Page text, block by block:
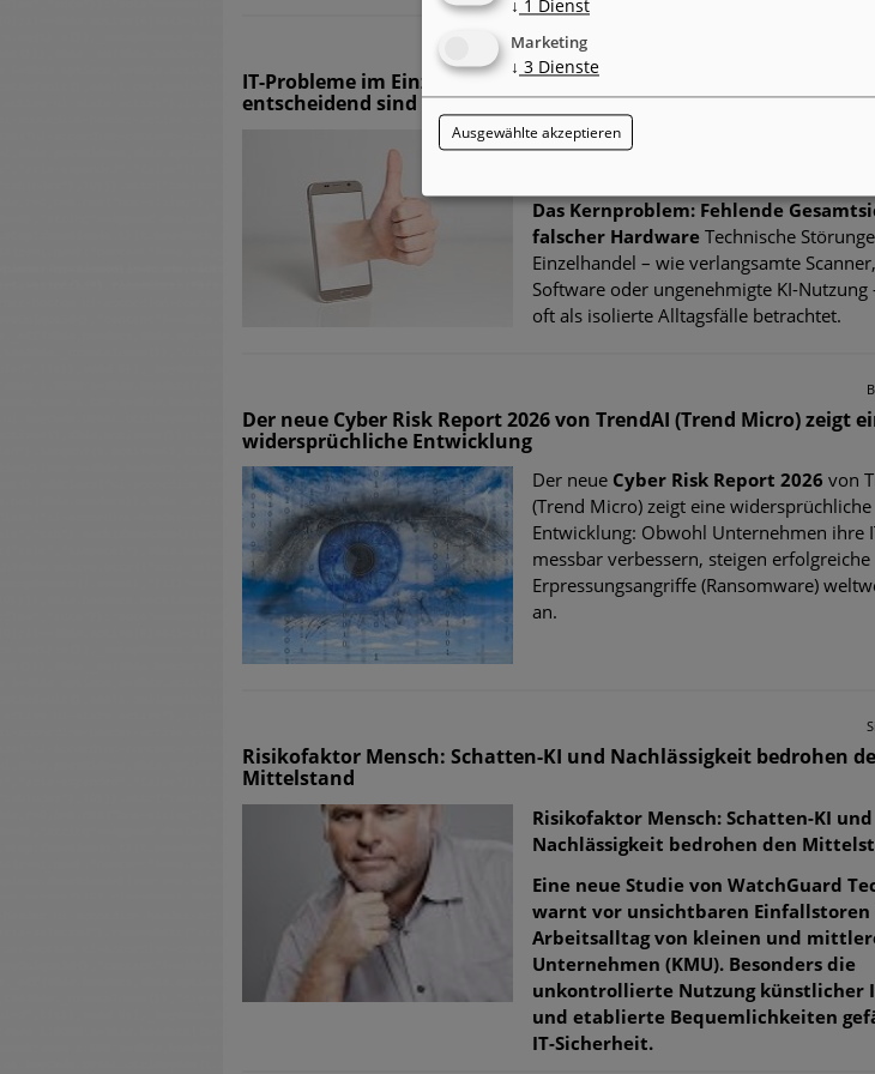
IT-Probleme im Einzelhandel - Warum Software und Transparenz
entscheidend sind
IT-Probleme im Einzelhandel –
Das Kernproblem: Fehlende
falscher HardwareTechnische
Einzelhandel – wie verlangsamte
Software oder ungenehmigte KI-Nutzung
oft als isolierte Alltagsfälle betrachtet.
Der neue Cyber Risk Report 2026 von TrendAI (Trend Micro) zeigt
widersprüchliche Entwicklung
Der neue Cyber Risk Report 2026 von
(Trend Micro) zeigt eine widersprüchliche
Entwicklung: Obwohl Unternehmen ihre
messbar verbessern, steigen erfolgreiche
Erpressungsangriffe (Ransomware)
an.
Risikofaktor Mensch: Schatten-KI und Nachlässigkeit bedrohen
Mittelstand
Risikofaktor Mensch: Schatten-KI und
Nachlässigkeit bedrohen den
Eine neue Studie von WatchGuard
warnt vor unsichtbaren Einfallstoren
Arbeitsalltag von kleinen und
Unternehmen (KMU). Besonders die
unkontrollierte Nutzung künstlicher
und etablierte Bequemlichkeiten
IT-Sicherheit.
↓ 1 Dienst
Marketing
↓ 3 Dienste
Ausgewählte akzeptieren